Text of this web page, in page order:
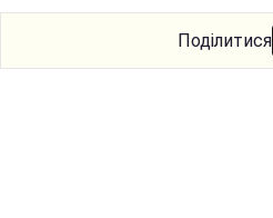
Поділитися